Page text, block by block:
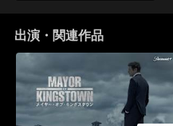
出演・関連作品